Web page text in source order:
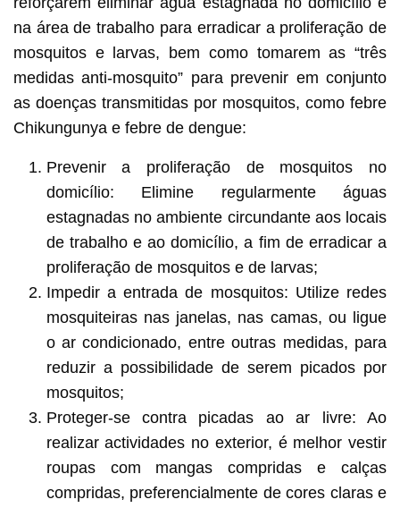
na área de trabalho para erradicar a proliferação de
mosquitos e larvas, bem como tomarem as “três
medidas anti-mosquito” para prevenir em conjunto
as doenças transmitidas por mosquitos, como febre
Chikungunya e febre de dengue:
Prevenir a proliferação de mosquitos no
domicílio: Elimine regularmente águas
estagnadas no ambiente circundante aos locais
de trabalho e ao domicílio, a fim de erradicar a
proliferação de mosquitos e de larvas;
Impedir a entrada de mosquitos: Utilize redes
mosquiteiras nas janelas, nas camas, ou ligue
o ar condicionado, entre outras medidas, para
reduzir a possibilidade de serem picados por
mosquitos;
Proteger-se contra picadas ao ar livre: Ao
realizar actividades no exterior, é melhor vestir
roupas com mangas compridas e calças
compridas, preferencialmente de cores claras e